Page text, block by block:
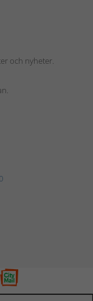
och nyheter.